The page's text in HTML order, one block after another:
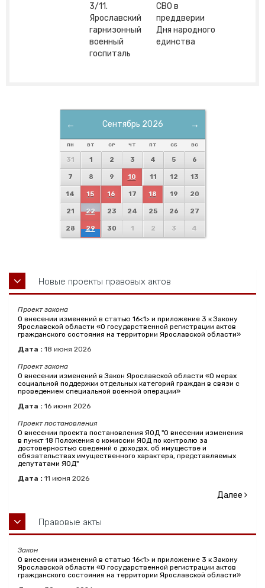
3/11.
Ярославский
гарнизонный
военный
госпиталь
СВО в
преддверии
Дня народного
единства
← →
Сентябрь 2026
ПН ВТ СР ЧТ ПТ СБ ВС
31 1 2 3 4 5 6
7 8 9 10 11 12 13
14 15 16 17 18 19 20
21 22 23 24 25 26 27
28 29 30 1 2 3 4
Новые проекты правовых актов
Проект закона
О внесении изменений в статью 16<1> и приложение 3 к Закону
Ярославской области «О государственной регистрации актов
гражданского состояния на территории Ярославской области»
Дата : 18 июня 2026
Проект закона
О внесении изменений в Закон Ярославской области «О мерах
социальной поддержки отдельных категорий граждан в связи с
проведением специальной военной операции»
Дата : 16 июня 2026
Проект постановления
О внесении проекта постановления ЯОД "О внесении изменения
в пункт 18 Положения о комиссии ЯОД по контролю за
достоверностью сведений о доходах, об имуществе и
обязательствах имущественного характера, представляемых
депутатами ЯОД"
Дата : 11 июня 2026
Далее
Правовые акты
Закон
О внесении изменений в статью 16<1> и приложение 3 к Закону
Ярославской области «О государственной регистрации актов
гражданского состояния на территории Ярославской области»